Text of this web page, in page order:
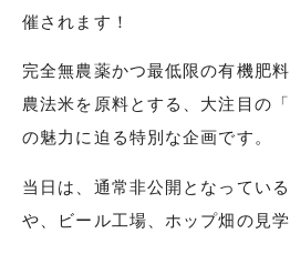
催されます！
完全無農薬かつ最低限の有機肥
農法米を原料とする、大注目の
の魅力に迫る特別な企画です。
当日は、通常非公開となってい
や、ビール工場、ホップ畑の見学